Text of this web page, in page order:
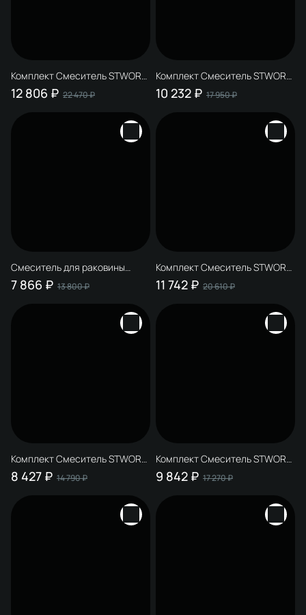
Комплект Смеситель STWORKI
Эстерсунд S31040GM, С
ВНУТРЕННЕЙ ЧАСТЬЮ,
настенный, матовое золото +
12 806 ₽ 22 470 ₽
Комплект Смеситель STWORKI
Эстерсунд S31040GM, С
ВНУТРЕННЕЙ ЧАСТЬЮ,
клапан SW-001GM матовое
золото + Дозатор Дублин
10 232 ₽ 17 950 ₽
Смеситель для раковины
STWORKI Эстерсунд S31040GM
С ВНУТРЕННЕЙ ЧАСТЬЮ +
7 866 ₽ 13 800 ₽
Комплект Смеситель STWORKI
Вестфолл S08010BK, матовый
черный + Донный клапан SW-
S41320BK настенный, матовый
черный + Стакан Эстерсунд
11 742 ₽ 20 610 ₽
Комплект Смеситель STWORKI
Вестфолл S08010BK, матовый
черный + Донный клапан SW-
Дозатор Дублин S41320BK
настенный, матовый черный
8 427 ₽ 14 790 ₽
Комплект Смеситель STWORKI
Вестфолл S08010BK, матовый
черный + Донный клапан SW-
Дозатор Киркенес S45320BK
настенный, матовый черный
9 842 ₽ 17 270 ₽